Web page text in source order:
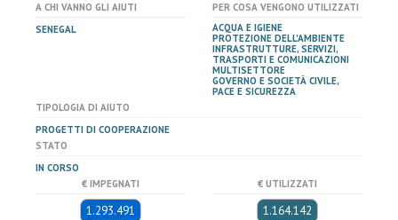
A CHI VANNO GLI AIUTI
SENEGAL
PER COSA VENGONO UTILIZZATI
ACQUA E IGIENE
PROTEZIONE DELL'AMBIENTE
INFRASTRUTTURE, SERVIZI,
TRASPORTI E COMUNICAZIONI
MULTISETTORE
GOVERNO E SOCIETÀ CIVILE,
PACE E SICUREZZA
TIPOLOGIA DI AIUTO
PROGETTI DI COOPERAZIONE
STATO
IN CORSO
€ IMPEGNATI
1.293.491
€ UTILIZZATI
1.164.142